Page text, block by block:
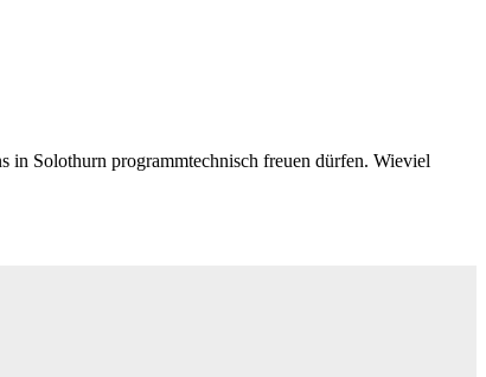
Solothurn programmtechnisch freuen dürfen. Wieviel